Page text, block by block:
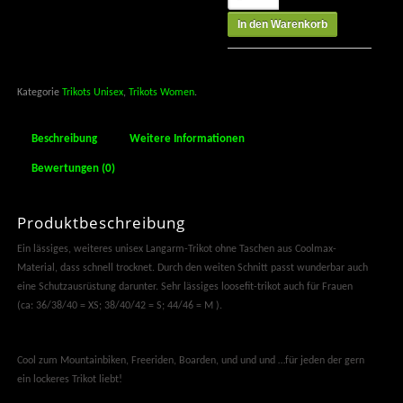
In den Warenkorb
Kategorie Trikots Unisex, Trikots Women.
Beschreibung Weitere Informationen
Bewertungen (0)
Produktbeschreibung
Ein lässiges, weiteres unisex Langarm-Trikot ohne Taschen aus Coolmax-
Material, dass schnell trocknet. Durch den weiten Schnitt passt wunderbar auch
eine Schutzausrüstung darunter. Sehr lässiges loosefit-trikot auch für Frauen
(ca: 36/38/40 = XS; 38/40/42 = S; 44/46 = M ).
Cool zum Mountainbiken, Freeriden, Boarden, und und und …für jeden der gern
ein lockeres Trikot liebt!